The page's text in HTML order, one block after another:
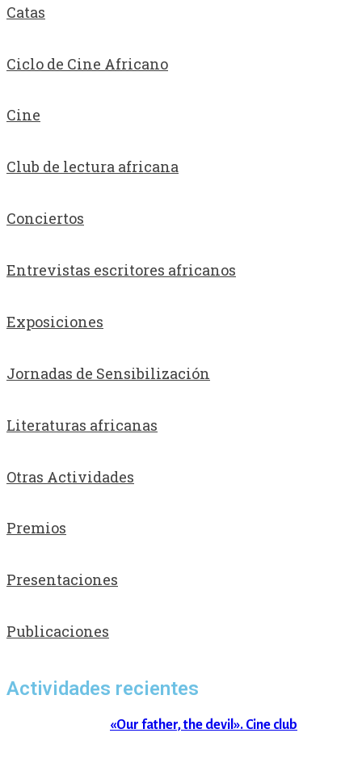
Catas
Ciclo de Cine Africano
Cine
Club de lectura africana
Conciertos
Entrevistas escritores africanos
Exposiciones
Jornadas de Sensibilización
Literaturas africanas
Otras Actividades
Premios
Presentaciones
Publicaciones
Actividades recientes
«Our father, the devil». Cine club